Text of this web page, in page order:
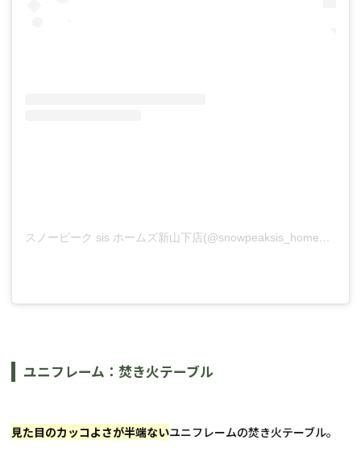
スノーピーク sis ホームズ新山下店(@snowpeaksis_homesshinyamashita)がシェアした投稿
ユニフレーム：焚き火テーブル
見た目のカッコよさが半端ないユニフレームの焚き火テーブル。